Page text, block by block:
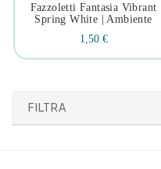
Fazzoletti Fantasia Vibrant
Spring White | Ambiente
1,50 €
FILTRA